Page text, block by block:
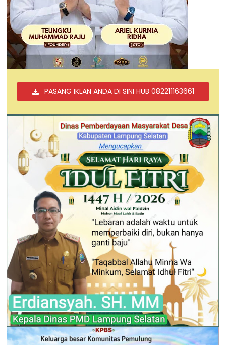
PASANG IKLAN ANDA DI SINI HUB 082211163661